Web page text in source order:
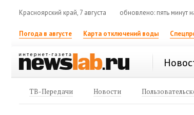
Красноярский край, 7 августа обновлено: пять минут
Погода в августе Карта отключений воды
ТВ-Передачи Новости